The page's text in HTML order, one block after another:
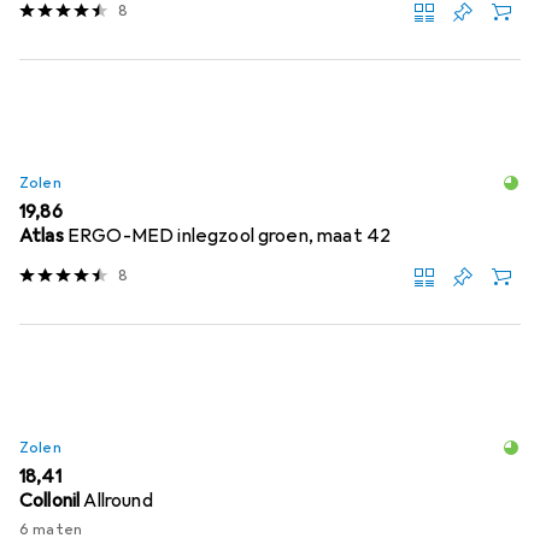
8
Zolen
EUR
19,86
Atlas ERGO-MED inlegzool groen, maat 42
8
Zolen
EUR
18,41
CollonilAllround
6 maten